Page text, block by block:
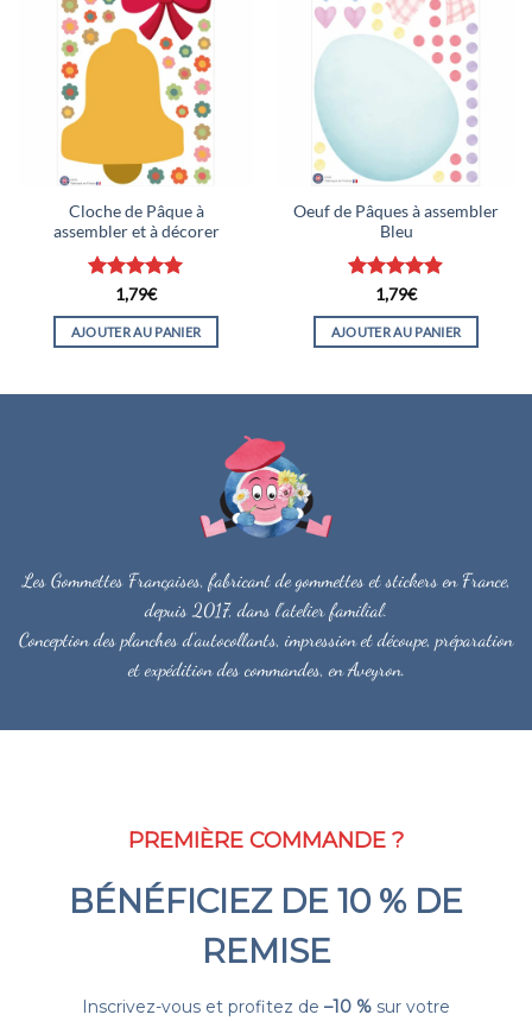
Cloche de Pâque à
assembler et à décorer
Note5sur
5
1,79€
AJOUTER AU PANIER
Oeuf de Pâques à assembler
Bleu
Note4.88
sur 5
1,79€
AJOUTER AU PANIER
Les Gommettes Françaises, fabricant de gommettes et stickers en France,
depuis 2017, dans l'atelier familial.
Conception des planches d'autocollants, impression et découpe, préparation
et expédition des commandes, en Aveyron.